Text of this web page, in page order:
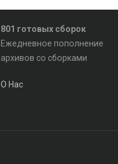
801 готовых сборок
Ежедневное пополнение
архивов со сборками
О Нас